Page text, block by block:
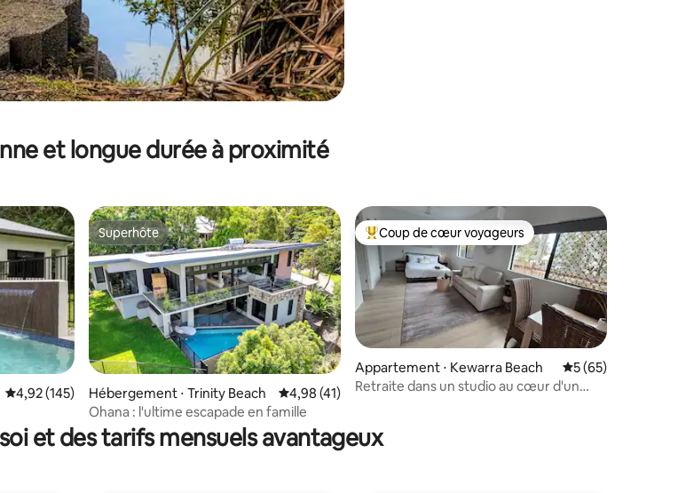
et longue durée à proximité
: 5 sur 5
Évaluation moyenne sur la base de 145 commentaires : 4,92 sur 5
4,92 (145)
Superhôte
Superhôte
Hébergement ⋅ Trinity Beach Évaluation moyenne sur la base de 41 commentaires : 4,98 sur 5
4,98 (41)
Ohana : l'ultime escapade en famille
Coups de cœur voyageurs les plus appréciés
Coup de cœur voyageurs
Appartement ⋅ Kewarra Beach Évaluation
5 (65)
Retraite dans un studio au cœur d'un
et des tarifs mensuels avantageux